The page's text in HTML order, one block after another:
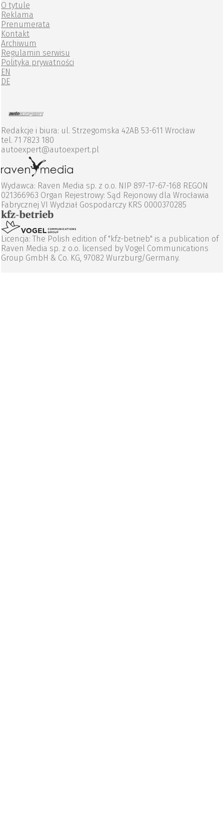
O tytule
Reklama
Prenumerata
Kontakt
Archiwum
Regulamin serwisu
Polityka prywatności
EN
DE
Redakcje i biura: ul. Strzegomska 42AB 53-611 Wrocław
tel. 71 7823 180
autoexpert@autoexpert.pl
Wydawca: Raven Media sp. z o.o. NIP 897-17-67-168 REGON
021366963 Organ Rejestrowy: Sąd Rejonowy dla Wrocławia
Fabrycznej VI Wydział Gospodarczy KRS 0000370285
Licencja: The Polish edition of "kfz-betrieb" is a publication of
Raven Media sp. z o.o. licensed by Vogel Communications
Group GmbH & Co. KG, 97082 Wurzburg/Germany.